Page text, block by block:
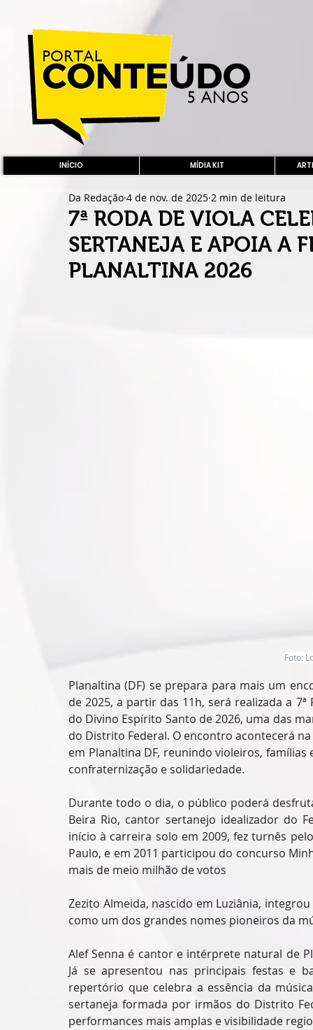
INÍCIO MÍDIA KIT
7ª RODA DE VIOLA
SERTANEJA E APOIA A
PLANALTINA 2026
Da Redação 4 de nov. de 2025 2 min de leitura
Foto:
Planaltina (DF) se prepara para mais um
de 2025, a partir das 11h, será realizada a
do Divino Espírito Santo de 2026, uma das
do Distrito Federal. O encontro acontecerá na
em Planaltina DF, reunindo violeiros,
confraternização e solidariedade.
Durante todo o dia, o público poderá
Beira Rio, cantor sertanejo idealizador do
início à carreira solo em 2009, fez turnês
Paulo, e em 2011 participou do concurso
mais de meio milhão de votos
Zezito Almeida, nascido em Luziânia,
como um dos grandes nomes pioneiros da
Alef Senna é cantor e intérprete natural de
Já se apresentou nas principais festas e
repertório que celebra a essência da
sertaneja formada por irmãos do Distrito
performances mais amplas e visibilidade